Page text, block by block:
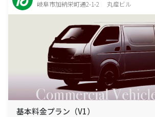
岐阜市加納栄町通2-1-2 丸産ビル
基本料金プラン（V1）